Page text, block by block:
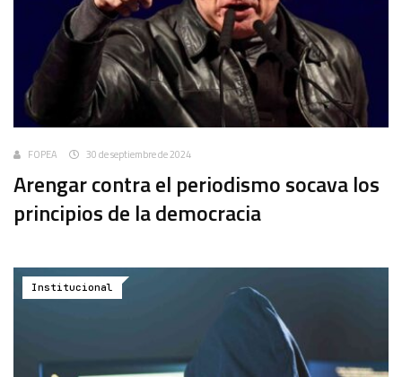
FOPEA 30 de septiembre de 2024
Arengar contra el periodismo socava los
principios de la democracia
Institucional